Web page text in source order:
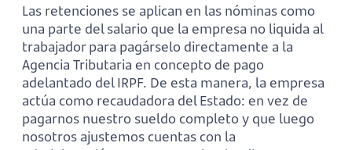
Las retenciones se aplican en las nóminas como
una parte del salario que la empresa no liquida al
trabajador para pagárselo directamente a la
Agencia Tributaria en concepto de pago
adelantado del IRPF. De esta manera, la empresa
actúa como recaudadora del Estado: en vez de
pagarnos nuestro sueldo completo y que luego
nosotros ajustemos cuentas con la